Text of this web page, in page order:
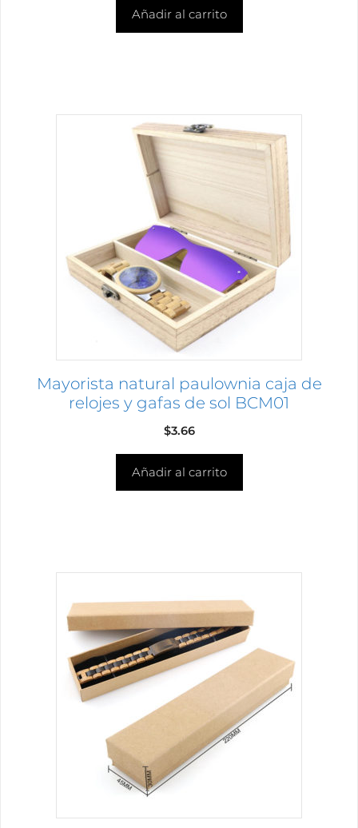
Añadir al carrito
Mayorista natural paulownia caja de
relojes y gafas de sol BCM01
$3.66
Añadir al carrito